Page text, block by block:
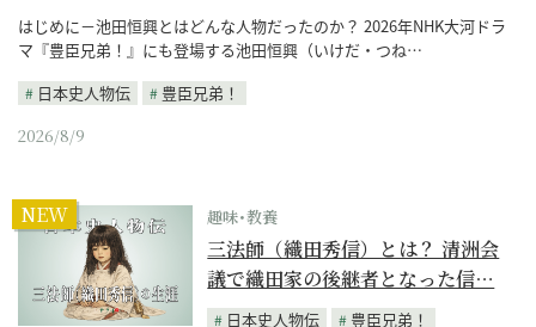
はじめに－池田恒興とはどんな人物だったのか？ 2026年NHK大河ドラ
マ『豊臣兄弟！』にも登場する池田恒興（いけだ・つね…
日本史人物伝
豊臣兄弟！
2026/8/9
趣味･教養
三法師（織田秀信）とは？ 清洲会
議で織田家の後継者となった信…
日本史人物伝
豊臣兄弟！
NEW